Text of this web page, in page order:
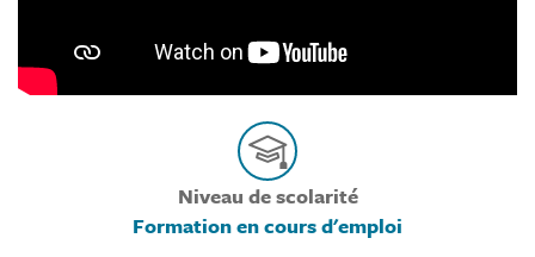
Niveau de scolarité
Formation en cours d'emploi